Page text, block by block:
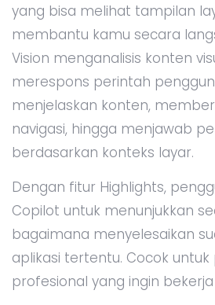
yang bisa melihat tampilan
membantu kamu secara
Vision menganalisis konten
merespons perintah
menjelaskan konten,
navigasi, hingga menjawab
berdasarkan konteks layar.
Dengan fitur Highlights,
Copilot untuk menunjukkan
bagaimana menyelesaikan
aplikasi tertentu. Cocok
profesional yang ingin